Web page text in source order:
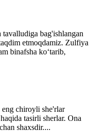
bag'ishlangan
etmoqdamiz. Zulfiya
binafsha koʻtarib,
chiroyli she'rlar
tasirli sherlar. Ona
shaxsdir....